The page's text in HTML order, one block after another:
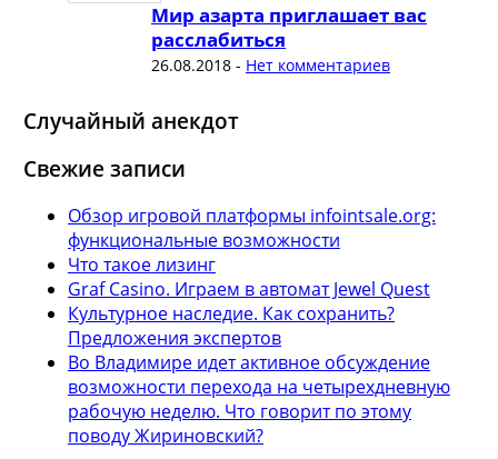
Мир азарта приглашает вас
расслабиться
26.08.2018- Нет комментариев
Случайный анекдот
Свежие записи
Обзор игровой платформы infointsale.org:
функциональные возможности
Что такое лизинг
Graf Casino. Играем в автомат Jewel Quest
Культурное наследие. Как сохранить?
Предложения экспертов
Во Владимире идет активное обсуждение
возможности перехода на четырехдневную
рабочую неделю. Что говорит по этому
поводу Жириновский?